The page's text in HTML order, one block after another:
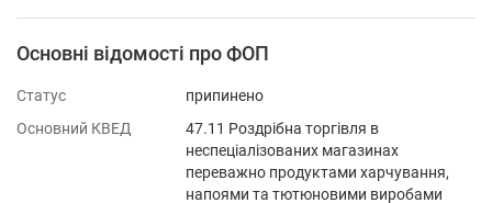
Основні відомості про ФОП
Статус
припинено
Основний КВЕД
47.11 Роздрібна торгівля в
неспеціалізованих магазинах
переважно продуктами харчування,
напоями та тютюновими виробами